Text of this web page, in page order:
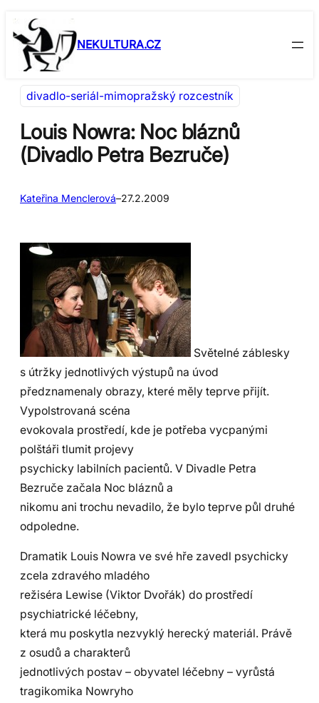
Přeskočit
na
obsah
Skip
to
content
NEKULTURA.CZ
divadlo-seriál-mimopražský rozcestník
Louis Nowra: Noc bláznů
(Divadlo Petra Bezruče)
Kateřina Menclerová–27.2.2009
Světelné záblesky
s útržky jednotlivých výstupů na úvod
předznamenaly obrazy, které měly teprve přijít.
Vypolstrovaná scéna
evokovala prostředí, kde je potřeba vycpanými
polštáři tlumit projevy
psychicky labilních pacientů. V Divadle Petra
Bezruče začala Noc bláznů a
nikomu ani trochu nevadilo, že bylo teprve půl druhé
odpoledne.
Dramatik Louis Nowra ve své hře zavedl psychicky
zcela zdravého mladého
režiséra Lewise (Viktor Dvořák) do prostředí
psychiatrické léčebny,
která mu poskytla nezvyklý herecký materiál. Právě
z osudů a charakterů
jednotlivých postav – obyvatel léčebny – vyrůstá
tragikomika Nowryho